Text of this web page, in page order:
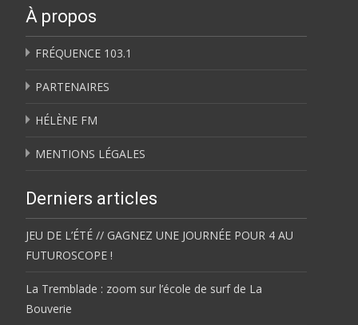
À propos
FRÉQUENCE 103.1
PARTENAIRES
HÉLÈNE FM
MENTIONS LÉGALES
Derniers articles
JEU DE L’ÉTÉ // GAGNEZ UNE JOURNÉE POUR 4 AU
FUTUROSCOPE !
La Tremblade : zoom sur l’école de surf de La
Bouverie